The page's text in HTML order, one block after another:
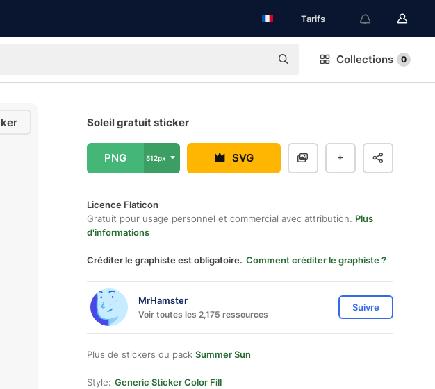
Tarifs
Collections 0
Soleil gratuit sticker
PNG 512px SVG
Licence Flaticon
Gratuit pour usage personnel et commercial avec attribution. Plus
d'informations
Créditer le graphiste est obligatoire. Comment créditer le graphiste ?
MrHamster
Voir toutes les 2,175 ressources
Suivre
Plus de stickers du pack Summer Sun
Style: Generic Sticker Color Fill